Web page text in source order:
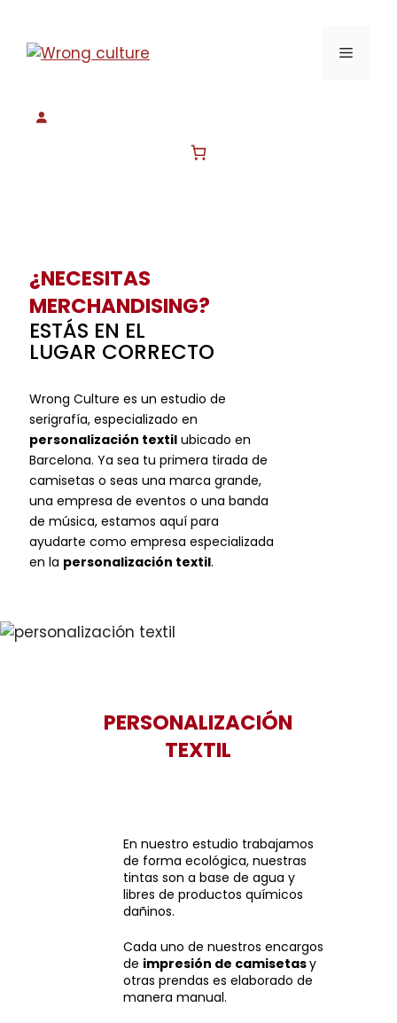
¿NECESITAS
MERCHANDISING?
ESTÁS EN EL
LUGAR CORRECTO
Wrong Culture es un estudio de
serigrafía, especializado en
personalización textil ubicado en
Barcelona. Ya sea tu primera tirada de
camisetas o seas una marca grande,
una empresa de eventos o una banda
de música, estamos aquí para
ayudarte como empresa especializada
en la personalización textil.
PERSONALIZACIÓN
TEXTIL
En nuestro estudio trabajamos
de forma ecológica, nuestras
tintas son a base de agua y
libres de productos químicos
dañinos.
Cada uno de nuestros encargos
de impresión de camisetasy
otras prendas es elaborado de
manera manual.